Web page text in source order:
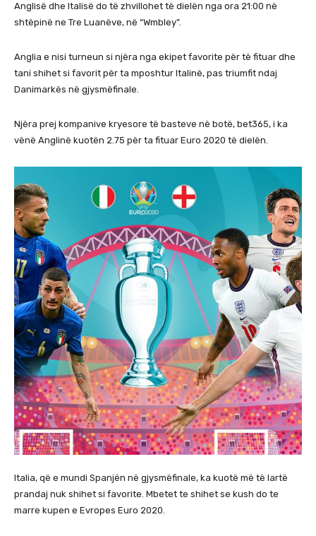
Anglisë dhe Italisë do të zhvillohet të dielën nga ora 21:00 në
shtëpinë ne Tre Luanëve, në “Wmbley”.
Anglia e nisi turneun si njëra nga ekipet favorite për të fituar dhe
tani shihet si favorit për ta mposhtur Italinë, pas triumfit ndaj
Danimarkës në gjysmëfinale.
Njëra prej kompanive kryesore të basteve në botë, bet365, i ka
vënë Anglinë kuotën 2.75 për ta fituar Euro 2020 të dielën.
Italia, që e mundi Spanjën në gjysmëfinale, ka kuotë më të lartë
prandaj nuk shihet si favorite. Mbetet te shihet se kush do te
marre kupen e Evropes Euro 2020.